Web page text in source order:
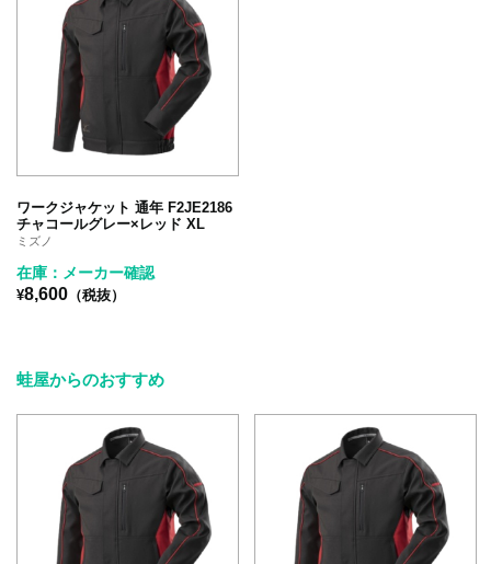
ワークジャケット 通年 F2JE2186
チャコールグレー×レッド XL
ミズノ
在庫：メーカー確認
¥8,600 （税抜）
蛙屋からのおすすめ